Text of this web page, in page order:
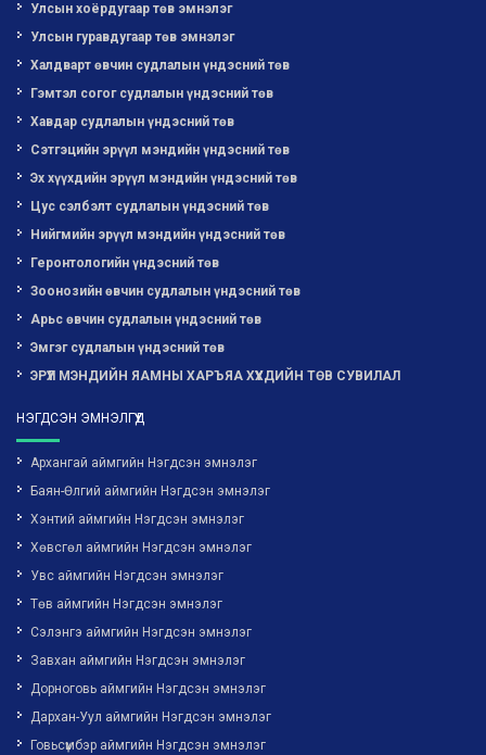
Улсын хоёрдугаар төв эмнэлэг
Улсын гуравдугаар төв эмнэлэг
Халдварт өвчин судлалын үндэсний төв
Гэмтэл согог судлалын үндэсний төв
Хавдар судлалын үндэсний төв
Сэтгэцийн эрүүл мэндийн үндэсний төв
Эх хүүхдийн эрүүл мэндийн үндэсний төв
Цус сэлбэлт судлалын үндэсний төв
Нийгмийн эрүүл мэндийн үндэсний төв
Геронтологийн үндэсний төв
Зоонозийн өвчин судлалын үндэсний төв
Арьс өвчин судлалын үндэсний төв
Эмгэг судлалын үндэсний төв
ЭРҮҮЛ МЭНДИЙН ЯАМНЫ ХАРЪЯА ХҮҮХДИЙН ТӨВ СУВИЛАЛ
НЭГДСЭН ЭМНЭЛГҮҮД
Архангай аймгийн Нэгдсэн эмнэлэг
Баян-Өлгий аймгийн Нэгдсэн эмнэлэг
Хэнтий аймгийн Нэгдсэн эмнэлэг
Хөвсгөл аймгийн Нэгдсэн эмнэлэг
Увс аймгийн Нэгдсэн эмнэлэг
Төв аймгийн Нэгдсэн эмнэлэг
Сэлэнгэ аймгийн Нэгдсэн эмнэлэг
Завхан аймгийн Нэгдсэн эмнэлэг
Дорноговь аймгийн Нэгдсэн эмнэлэг
Дархан-Уул аймгийн Нэгдсэн эмнэлэг
Говьсүмбэр аймгийн Нэгдсэн эмнэлэг